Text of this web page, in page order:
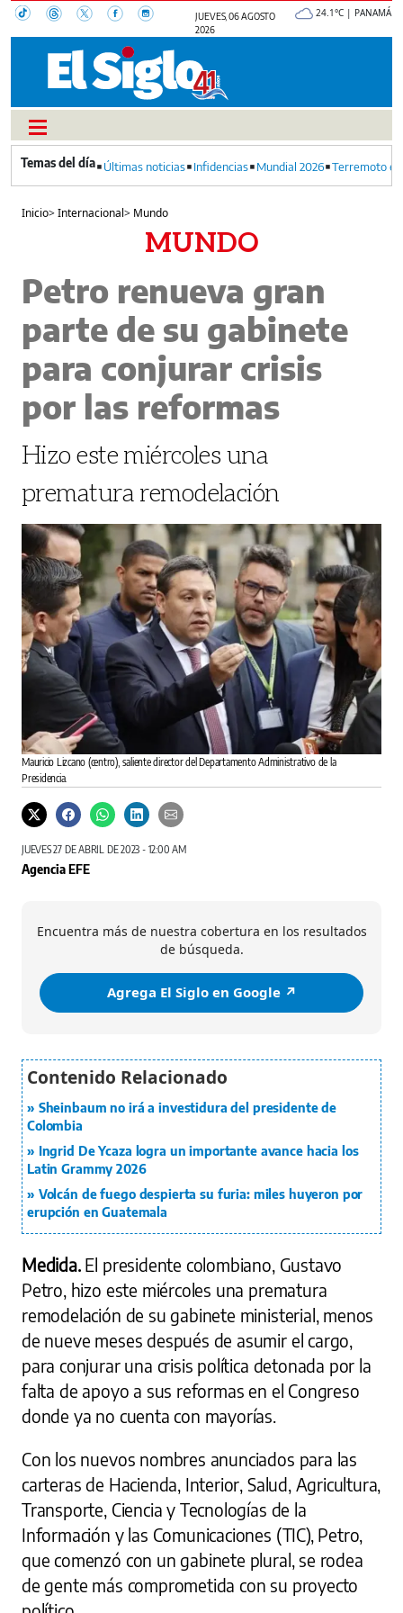
JUEVES, 06 AGOSTO
2026
24.1°C | PANAMÁ
Últimas noticias Infidencias Mundial 2026 Terremoto
Inicio>Internacional> Mundo
MUNDO
Petro renueva gran
parte de su gabinete
para conjurar crisis
por las reformas
Hizo este miércoles una
prematura remodelación
Mauricio Lizcano (centro), saliente director del Departamento Administrativo de la
Presidencia.
JUEVES 27 DE ABRIL DE 2023 - 12:00 AM
Agencia EFE
Encuentra más de nuestra cobertura en los resultados
de búsqueda.
Agrega El Siglo en Google ↗️
Sheinbaum no irá a investidura del presidente de
Colombia
Ingrid De Ycaza logra un importante avance hacia los
Latin Grammy 2026
Volcán de fuego despierta su furia: miles huyeron por
erupción en Guatemala
Medida. El presidente colombiano, Gustavo
Petro, hizo este miércoles una prematura
remodelación de su gabinete ministerial, menos
de nueve meses después de asumir el cargo,
para conjurar una crisis política detonada por la
falta de apoyo a sus reformas en el Congreso
donde ya no cuenta con mayorías.
Con los nuevos nombres anunciados para las
carteras de Hacienda, Interior, Salud, Agricultura,
Transporte, Ciencia y Tecnologías de la
Información y las Comunicaciones (TIC), Petro,
que comenzó con un gabinete plural, se rodea
de gente más comprometida con su proyecto